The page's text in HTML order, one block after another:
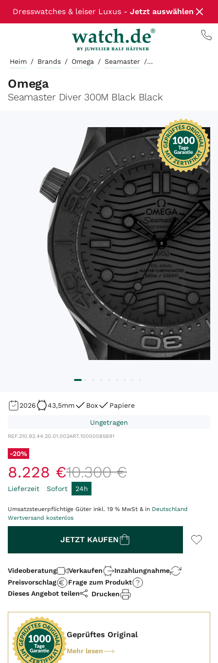
Dresswatches & leiser Luxus - Jetzt auswählen
Heim / Brands / Omega / Seamaster /
Omega
Seamaster Diver 300M Black Black
2026 43,5mm Box Papiere
Ungetragen
REF.210.92.44.20.01.003ART.10000085891
-20%
8.228 €10.300 €
Lieferzeit Sofort 24h
Umsatzsteuerpflichtige Güter inkl. 19 % MwSt & in Deutschland
Wertversand kostenlos
JETZT KAUFEN
Videoberatung Verkaufen
Inzahlungnahme
Preisvorschlag
Frage zum Produkt
Dieses Angebot teilen
Drucken
Geprüftes Original
Mehr lesen